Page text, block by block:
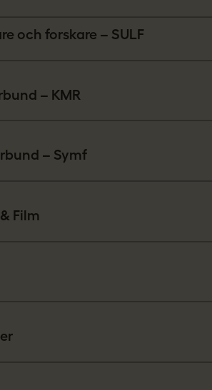
och forskare – SULF
– KMR
– Symf
Film